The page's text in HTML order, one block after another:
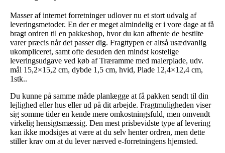
Masser af internet forretninger udlover nu et stort udvalg af
leveringsmetoder. En der er meget almindelig er i vore dage at få
bragt ordren til en pakkeshop, hvor du kan afhente de bestilte
varer præcis når det passer dig. Fragttypen er altså usædvanlig
ukompliceret, samt ofte desuden den mindst kostelige
leveringsudgave ved køb af Træramme med malerplade, udv.
mål 15,2×15,2 cm, dybde 1,5 cm, hvid, Plade 12,4×12,4 cm,
1stk..
Du kunne på samme måde planlægge at få pakken sendt til din
lejlighed eller hus eller ud på dit arbejde. Fragtmuligheden viser
sig somme tider en kende mere omkostningsfuld, men omvendt
virkelig hensigtsmæssig. Den mest prisbevidste type af levering
kan ikke modsiges at være at du selv henter ordren, men dette
stiller krav om at du lever nærved e-forretningens hjemsted.